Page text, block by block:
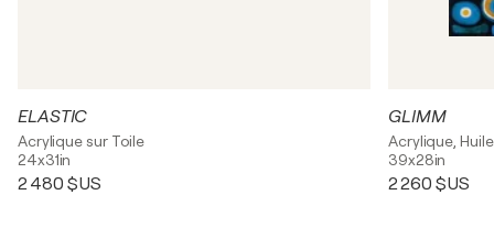
ELASTIC
Acrylique sur Toile
24x31in
2 480 $US
GLIMM
Acrylique,
39x28in
2 260 $US